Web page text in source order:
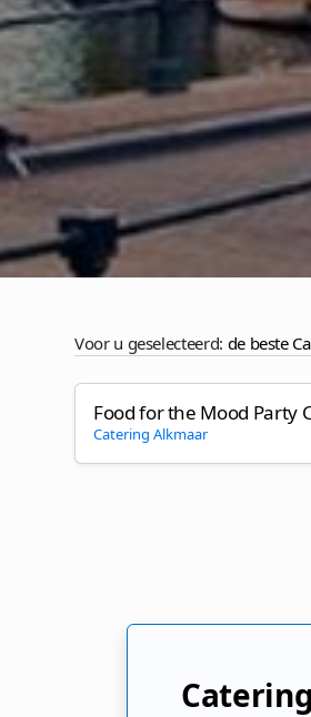
Voor u geselecteerd: de beste
Catering Alkmaar